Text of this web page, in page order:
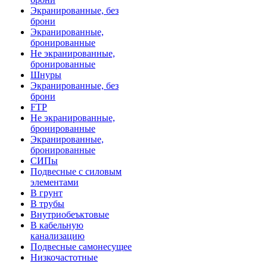
Экранированные, без
брони
Экранированные,
бронированные
Не экранированные,
бронированные
Шнуры
Экранированные, без
брони
FTP
Не экранированные,
бронированные
Экранированные,
бронированные
СИПы
Подвесные с силовым
элементами
В грунт
В трубы
Внутриобеъктовые
В кабельную
канализацию
Подвесные самонесущее
Низкочастотные